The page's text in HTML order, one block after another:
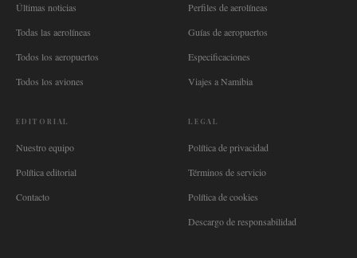
Últimas noticias
Todas las aerolíneas
Todos los aeropuertos
Todos los aviones
Perfiles de aerolíneas
Guías de aeropuertos
Especificaciones
Viajes a Namibia
EDITORIAL
Nuestro equipo
Política editorial
Contacto
LEGAL
Política de privacidad
Términos de servicio
Política de cookies
Descargo de responsabilidad